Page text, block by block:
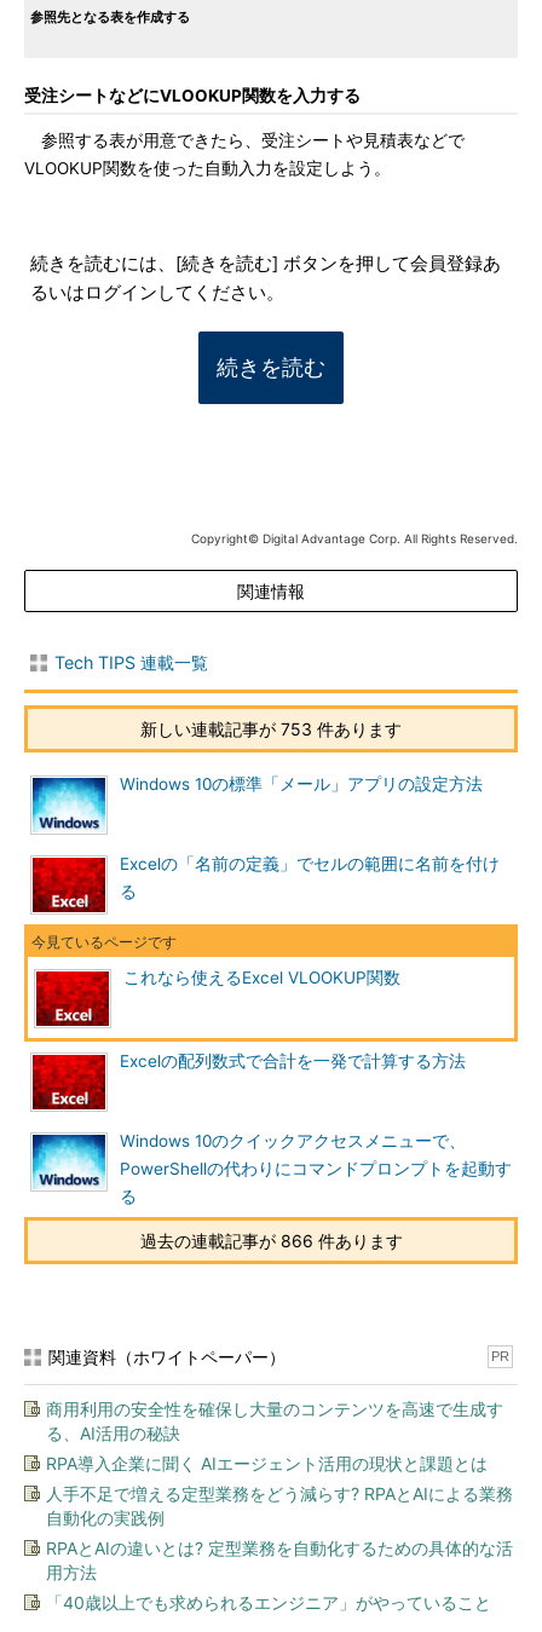
参照先となる表を作成する
受注シートなどにVLOOKUP関数を入力する
参照する表が用意できたら、受注シートや見積表などで
VLOOKUP関数を使った自動入力を設定しよう。
続きを読むには、[続きを読む] ボタンを押して会員登録あ
るいはログインしてください。
続きを読む
Copyright© Digital Advantage Corp. All Rights Reserved.
関連情報
Tech TIPS 連載一覧
新しい連載記事が 753 件あります
Windows 10の標準「メール」アプリの設定方法
Excelの「名前の定義」でセルの範囲に名前を付け
る
これなら使えるExcel VLOOKUP関数
Excelの配列数式で合計を一発で計算する方法
Windows 10のクイックアクセスメニューで、
PowerShellの代わりにコマンドプロンプトを起動す
る
過去の連載記事が 866 件あります
関連資料（ホワイトペーパー） PR
商用利用の安全性を確保し大量のコンテンツを高速で生成す
る、AI活用の秘訣
RPA導入企業に聞く AIエージェント活用の現状と課題とは
人手不足で増える定型業務をどう減らす? RPAとAIによる業務
自動化の実践例
RPAとAIの違いとは? 定型業務を自動化するための具体的な活
用方法
「40歳以上でも求められるエンジニア」がやっていること